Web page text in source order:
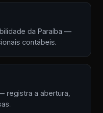
da Paraíba —
contábeis.
registra a abertura,